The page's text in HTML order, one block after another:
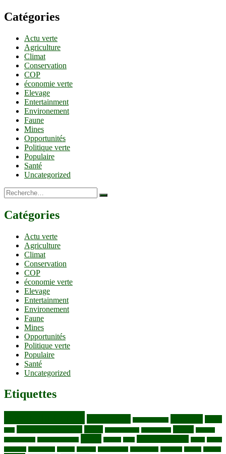
Catégories
Actu verte
Agriculture
Climat
Conservation
COP
économie verte
Elevage
Entertainment
Environement
Faune
Mines
Opportunités
Politique verte
Populaire
Santé
Uncategorized
Recherche…
Catégories
Actu verte
Agriculture
Climat
Conservation
COP
économie verte
Elevage
Entertainment
Environement
Faune
Mines
Opportunités
Politique verte
Populaire
Santé
Uncategorized
Etiquettes